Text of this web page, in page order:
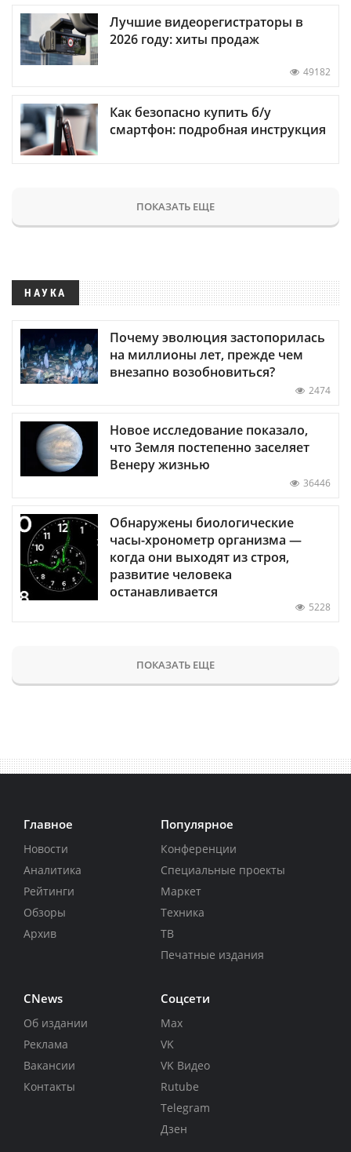
Лучшие видеорегистраторы в
2026 году: хиты продаж
49182
Как безопасно купить б/у
смартфон: подробная инструкция
ПОКАЗАТЬ ЕЩЕ
НАУКА
Почему эволюция застопорилась
на миллионы лет, прежде чем
внезапно возобновиться?
2474
Новое исследование показало,
что Земля постепенно заселяет
Венеру жизнью
36446
Обнаружены биологические
часы-хронометр организма —
когда они выходят из строя,
развитие человека
останавливается
5228
ПОКАЗАТЬ ЕЩЕ
Главное
Новости
Аналитика
Рейтинги
Обзоры
Архив
Популярное
Конференции
Специальные проекты
Маркет
Техника
ТВ
Печатные издания
CNews
Об издании
Реклама
Вакансии
Контакты
Соцсети
Max
VK
VK Видео
Rutube
Telegram
Дзен